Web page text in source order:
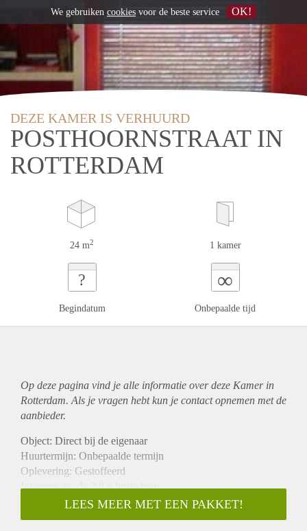
DEZE KAMER IS VERHUURD
POSTHOORNSTRAAT IN
ROTTERDAM
24 m2 1 kamer
?
Begindatum
∞
Onbepaalde tijd
Op deze pagina vind je alle informatie over deze Kamer in
Rotterdam. Als je vragen hebt kun je contact opnemen met de
aanbieder.
Object: Direct bij de eigenaar
Huurtermijn: Onbepaalde termijn
Oplevering: Gestoffeerd
Inkomen eis: Ja 2,8 x bruto huur
Garantiestelling mogelijk: Ja
Borg: 1 maand
LEES MEER MET EEN PAKKET!
We gebruiken cookies voor de beste service OK!